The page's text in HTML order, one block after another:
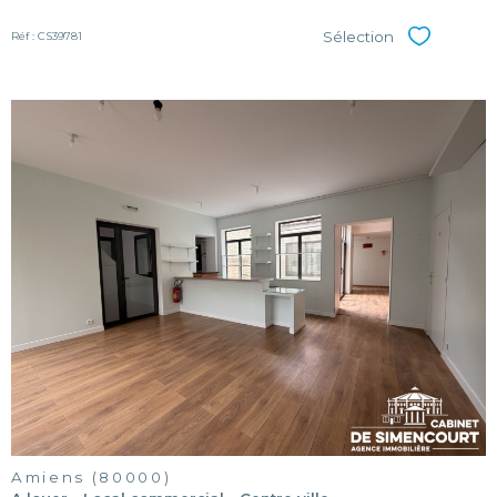
Réf : CS39781 Sélection Sélectionner
voir le
bien
Amiens (80000)